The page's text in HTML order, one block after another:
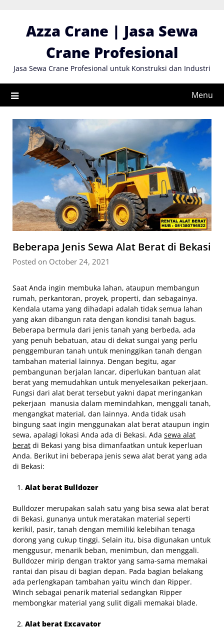
contentAzza Crane | Jasa Sewa
Crane Profesional
Jasa Sewa Crane Profesional untuk Konstruksi dan Industri
Menu
Beberapa Jenis Sewa Alat Berat di Bekasi
Posted on October 24, 2021
Saat Anda ingin membuka lahan, ataupun membangun
rumah, perkantoran, proyek, properti, dan sebagainya.
Kendala utama yang dihadapi adalah tidak semua lahan
yang akan dibangun rata dengan kondisi tanah bagus.
Beberapa bermula dari jenis tanah yang berbeda, ada
yang penuh bebatuan, atau di dekat sungai yang perlu
penggemburan tanah untuk meninggikan tanah dengan
tambahan material lainnya. Dengan begitu, agar
pembangunan berjalan lancar, diperlukan bantuan alat
berat yang memudahkan untuk menyelesaikan pekerjaan.
Fungsi dari alat berat tersebut yakni dapat meringankan
pekerjaan manusia dalam memindahkan, menggali tanah,
mengangkat material, dan lainnya. Anda tidak usah
bingung saat ingin menggunakan alat berat ataupun ingin
sewa, apalagi lokasi Anda ada di Bekasi. Ada sewa alat
berat di Bekasi yang bisa dimanfaatkan untuk keperluan
Anda. Berikut ini beberapa jenis sewa alat berat yang ada
di Bekasi:
Alat berat Bulldozer
Bulldozer merupakan salah satu yang bisa sewa alat berat
di Bekasi, gunanya untuk meratakan material seperti
kerikil, pasir, tanah dengan memiliki kelebihan tenaga
dorong yang cukup tinggi. Selain itu, bisa digunakan untuk
menggusur, menarik beban, menimbun, dan menggali.
Bulldozer mirip dengan traktor yang sama-sama memakai
rantai dan pisau di bagian depan. Pada bagian belakang
ada perlengkapan tambahan yaitu winch dan Ripper.
Winch sebagai penarik material sedangkan Ripper
membongkar material yang sulit digali memakai blade.
Alat berat Excavator